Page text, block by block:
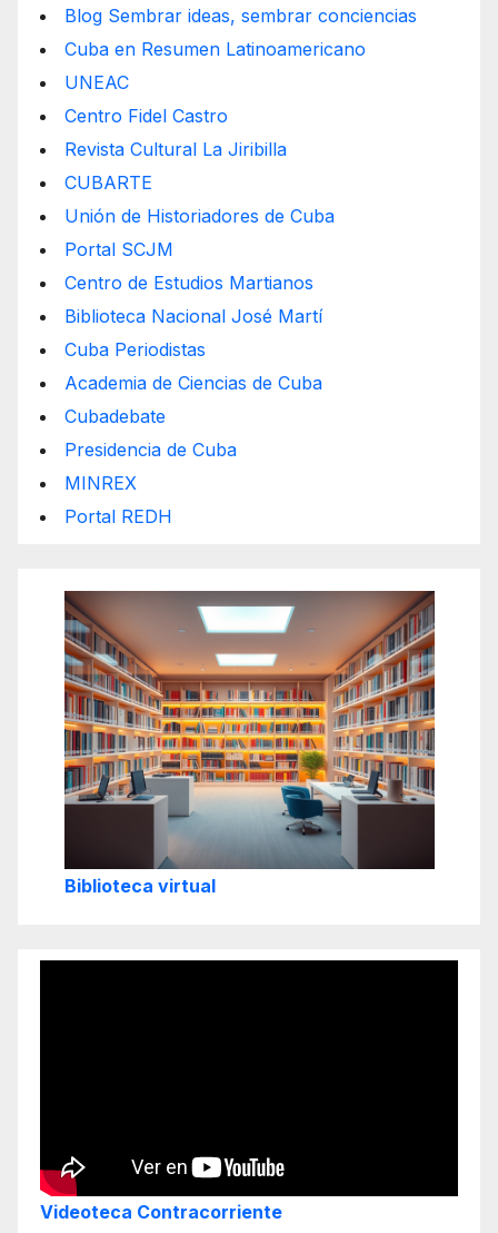
Blog Sembrar ideas, sembrar conciencias
Cuba en Resumen Latinoamericano
UNEAC
Centro Fidel Castro
Revista Cultural La Jiribilla
CUBARTE
Unión de Historiadores de Cuba
Portal SCJM
Centro de Estudios Martianos
Biblioteca Nacional José Martí
Cuba Periodistas
Academia de Ciencias de Cuba
Cubadebate
Presidencia de Cuba
MINREX
Portal REDH
Biblioteca virtual
Videoteca Contracorriente